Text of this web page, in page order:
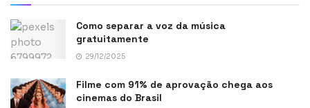
Como separar a voz da música
gratuitamente
29/12/2025
Filme com 91% de aprovação chega aos
cinemas do Brasil